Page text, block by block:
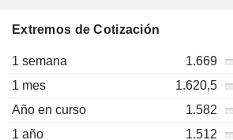
Extremos de Cotización
1 semana 1.669
1 mes
1.620,5
Año en curso
1.582
1 año
1.512